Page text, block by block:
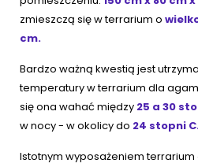
zmieszczą się w terrarium o
cm.
Bardzo ważną kwestią jest
temperatury w terrarium dla
się ona wahać między 25 a 30
w nocy - w okolicy do 24 stopni
Istotnym wyposażeniem terrarium